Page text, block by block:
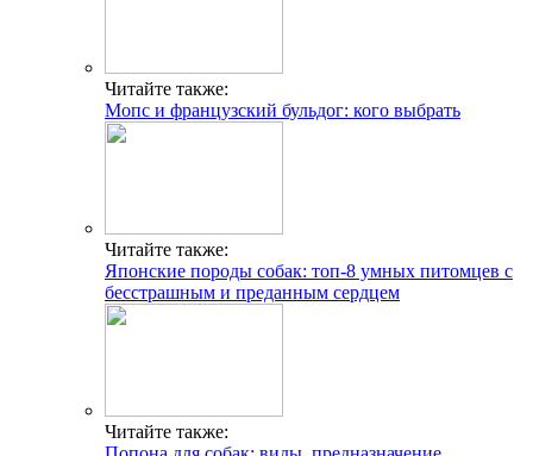
Читайте также:
Мопс и французский бульдог: кого выбрать
Читайте также:
Японские породы собак: топ-8 умных питомцев с
бесстрашным и преданным сердцем
Читайте также: